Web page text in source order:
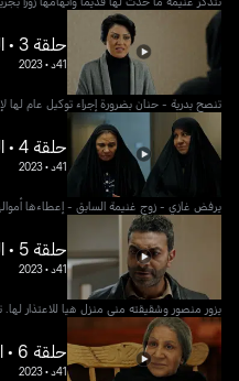
حلقة 3 • الحلقة 3
41د •
2023
تنصح بدرية - حنان بضرورة إجراء توكيل عام لها
حلقة 4 • الحلقة 4
41د •
2023
يرفض غازي - زوج غنيمة السابق - إعطاءها
حلقة 5 • الحلقة 5
41د •
2023
يزور منصور وشقيقته منى منزل هيا للاعتذار
حلقة 6 • الحلقة 6
41د •
2023